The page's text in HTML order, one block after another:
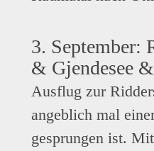
3. September:
& Gjendesee
Ausflug zur
angeblich mal
gesprungen ist.